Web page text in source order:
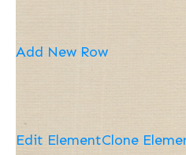
Add New Row
Edit ElementClone